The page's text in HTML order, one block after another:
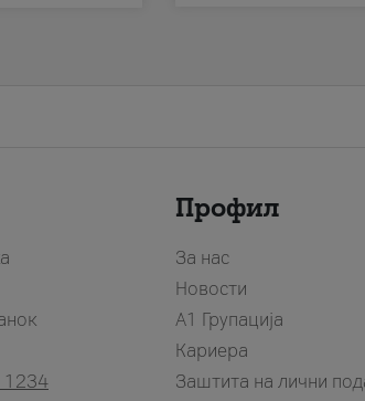
1234
Профил
За нас
Новости
А1 Групација
Кариера
Заштита на лични